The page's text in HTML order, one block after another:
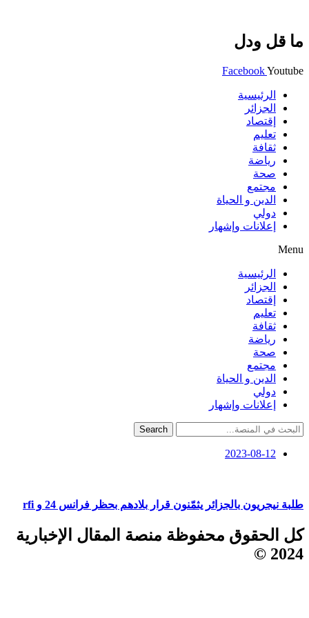
ما قل ودل
FacebookYoutube
الرئيسية
الجزائر
إقتصاد
تعليم
ثقافة
رياضة
صحة
مجتمع
الدين و الحياة
دولي
إعلانات وإشهار
Menu
الرئيسية
الجزائر
إقتصاد
تعليم
ثقافة
رياضة
صحة
مجتمع
الدين و الحياة
دولي
إعلانات وإشهار
Search
2023-08-12
طلبة نيجريون بالجزائر يثمّنون قرار بلادهم بحظر فرانس 24 و rfi
كل الحقوق محفوظة منصة المقال الإخبارية
2024 ©